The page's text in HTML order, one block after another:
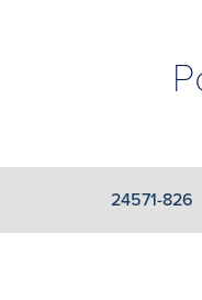
24571-826